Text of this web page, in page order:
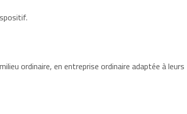
milieu ordinaire, en entreprise ordinaire adaptée à leurs